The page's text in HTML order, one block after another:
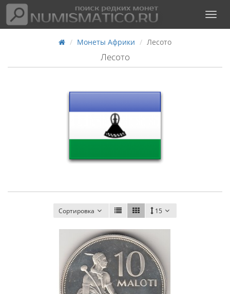
Монеты Африки Лесото
Лесото
Сортировка 15